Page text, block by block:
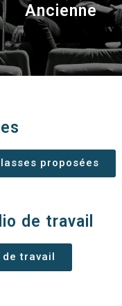
Ancienne
proposées
de travail
de travail